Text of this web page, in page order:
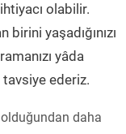
olabilir.
yaşadığınızı
yâda
ederiz.
daha